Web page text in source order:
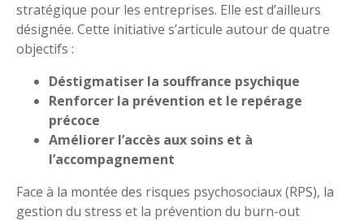
stratégique pour les entreprises. Elle est d’ailleurs
désignée. Cette initiative s’articule autour de quatre
objectifs :
Déstigmatiser la souffrance psychique
Renforcer la prévention et le repérage
précoce
Améliorer l’accès aux soins et à
l’accompagnement
Face à la montée des risques psychosociaux (RPS), la
gestion du stress et la prévention du burn-out